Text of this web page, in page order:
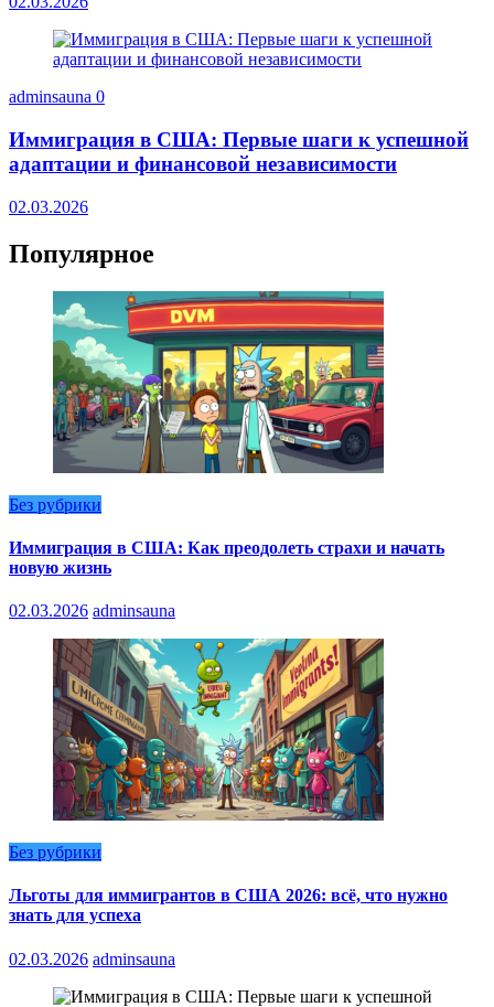
adminsauna 0
Иммиграция в США: Первые шаги к успешной
адаптации и финансовой независимости
02.03.2026
Популярное
Без рубрики
Иммиграция в США: Как преодолеть страхи и начать
новую жизнь
02.03.2026 adminsauna
Без рубрики
Льготы для иммигрантов в США 2026: всё, что нужно
знать для успеха
02.03.2026 adminsauna